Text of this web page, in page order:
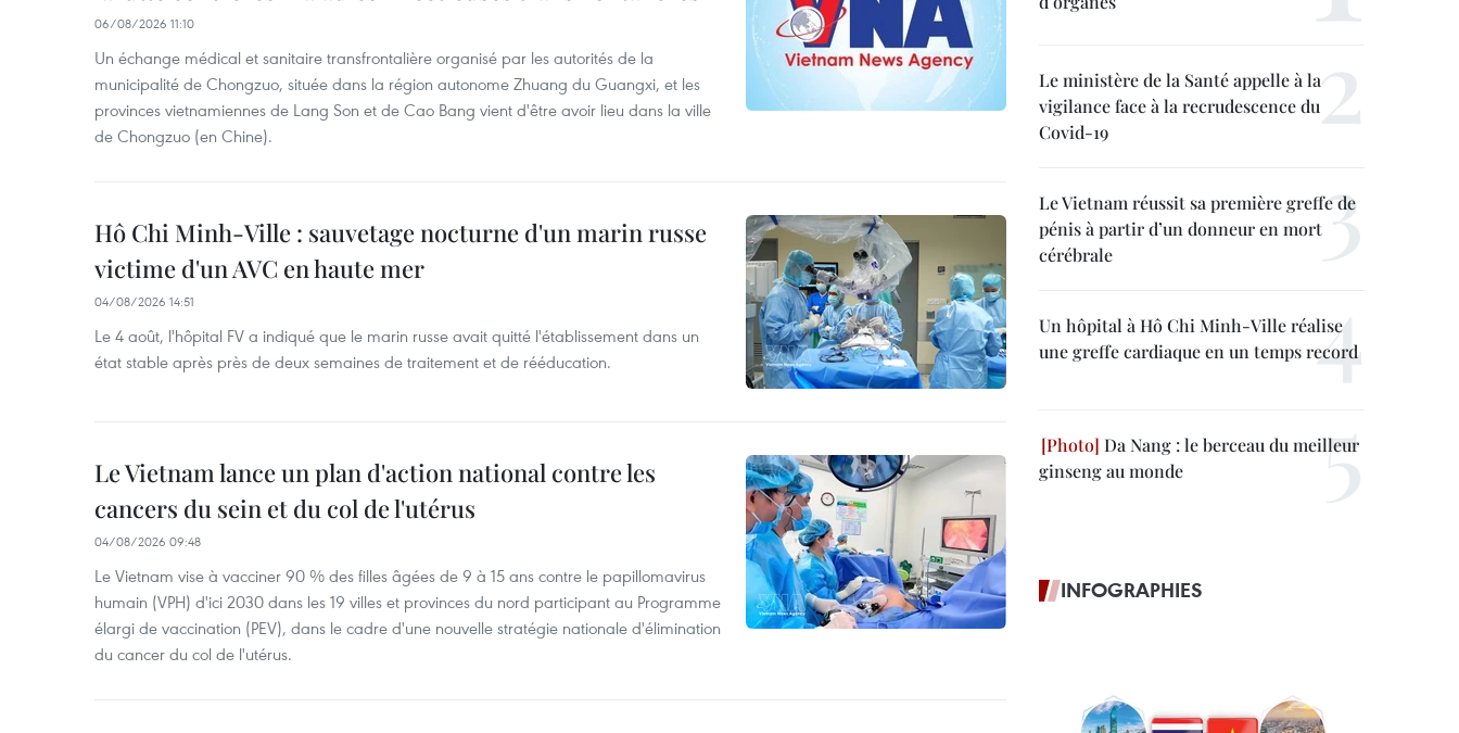
06/08/2026 11:10
Un échange médical et sanitaire transfrontalière organisé par les autorités de la
municipalité de Chongzuo, située dans la région autonome Zhuang du Guangxi, et les
provinces vietnamiennes de Lang Son et de Cao Bang vient d'être avoir lieu dans la ville
de Chongzuo (en Chine).
Hô Chi Minh-Ville : sauvetage nocturne d'un marin russe
victime d'un AVC en haute mer
04/08/2026 14:51
Le 4 août, l'hôpital FV a indiqué que le marin russe avait quitté l'établissement dans un
état stable après près de deux semaines de traitement et de rééducation.
Le Vietnam lance un plan d'action national contre les
cancers du sein et du col de l'utérus
04/08/2026 09:48
Le Vietnam vise à vacciner 90 % des filles âgées de 9 à 15 ans contre le papillomavirus
humain (VPH) d'ici 2030 dans les 19 villes et provinces du nord participant au Programme
élargi de vaccination (PEV), dans le cadre d'une nouvelle stratégie nationale d'élimination
du cancer du col de l'utérus.
Le ministère de la Santé appelle à la
vigilance face à la recrudescence du
Covid-19
Le Vietnam réussit sa première greffe de
pénis à partir d’un donneur en mort
cérébrale
Un hôpital à Hô Chi Minh-Ville réalise
une greffe cardiaque en un temps record
Da Nang : le berceau du meilleur
ginseng au monde
INFOGRAPHIES